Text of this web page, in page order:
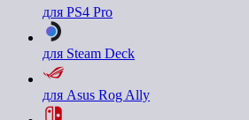
для PS4 Pro
для Steam Deck
для Asus Rog Ally